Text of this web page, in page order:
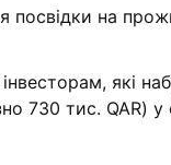
посвідки на
які
730 тис. QAR) у